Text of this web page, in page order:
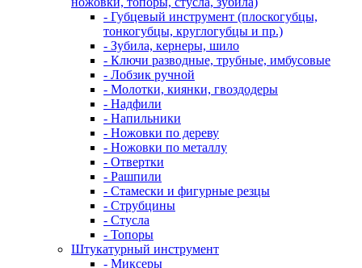
- Губцевый инструмент (плоскогубцы,
тонкогубцы, круглогубцы и пр.)
- Зубила, кернеры, шило
- Ключи разводные, трубные, имбусовые
- Лобзик ручной
- Молотки, киянки, гвоздодеры
- Надфили
- Напильники
- Ножовки по дереву
- Ножовки по металлу
- Отвертки
- Рашпили
- Стамески и фигурные резцы
- Струбцины
- Стусла
- Топоры
Штукатурный инструмент
- Миксеры